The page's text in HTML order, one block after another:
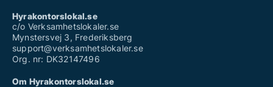
Hyrakontorslokal.se
c/o Verksamhetslokaler.se
Mynstersvej 3, Frederiksberg
support@verksamhetslokaler.se
Org. nr: DK32147496
Om Hyrakontorslokal.se